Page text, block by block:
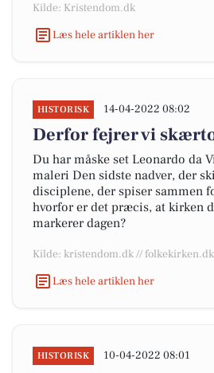
Kilde: Kristendom.dk
Læs hele artiklen her
HISTORISK 14-04-2022 08:02
Derfor fejrer vi
Du har måske set Leonardo da
maleri Den sidste nadver, der
disciplene, der spiser sammen
hvorfor er det præcis, at kirken
markerer dagen?
Kilde: kristendom.dk // folkekirken.dk
Læs hele artiklen her
HISTORISK 10-04-2022 08:01